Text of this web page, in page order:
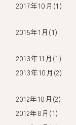
2017年10月(1)
2015年1月(1)
2013年11月(1)
2013年10月(2)
2012年10月(2)
2012年8月(1)